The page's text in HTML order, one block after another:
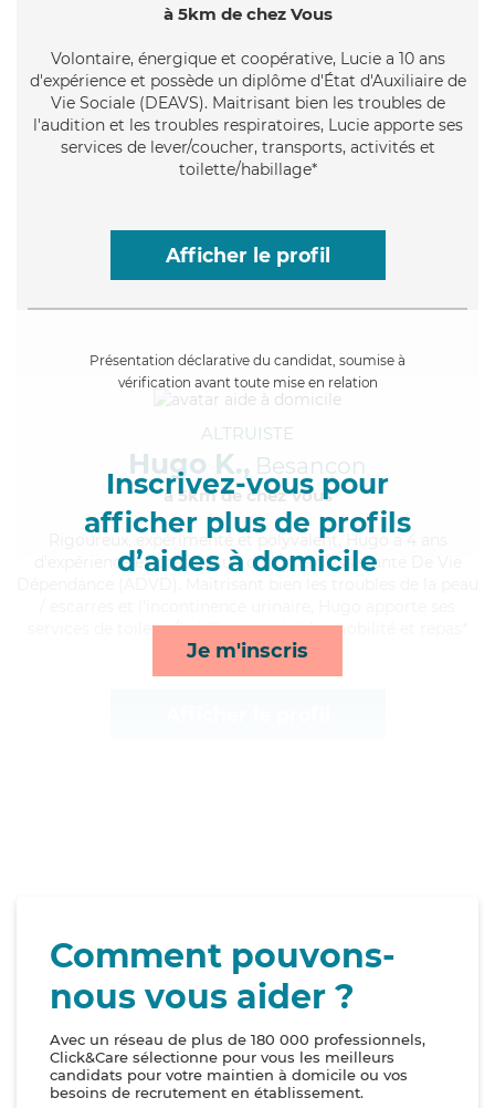
à 5km de chez Vous
Volontaire, énergique et coopérative, Lucie a 10 ans
d'expérience et possède un diplôme d'État d'Auxiliaire de
Vie Sociale (DEAVS). Maitrisant bien les troubles de
l'audition et les troubles respiratoires, Lucie apporte ses
services de lever/coucher, transports, activités et
toilette/habillage*
Afficher le profil
Présentation déclarative du candidat, soumise à
vérification avant toute mise en relation
Inscrivez-vous pour
afficher plus de profils
d’aides à domicile
Je m'inscris
ALTRUISTE
Hugo K., Besançon
à 5km de chez Vous
, expérimenté et polyvalent, Hugo a 4 ans
d'expérience et possède un diplôme d'Assistante De Vie
services de toilette/habillage, activités, mobilité et repas*
Comment pouvons-
nous vous aider ?
Avec un réseau de plus de 180 000 professionnels,
Click&Care sélectionne pour vous les meilleurs
candidats pour votre maintien à domicile ou vos
besoins de recrutement en établissement.